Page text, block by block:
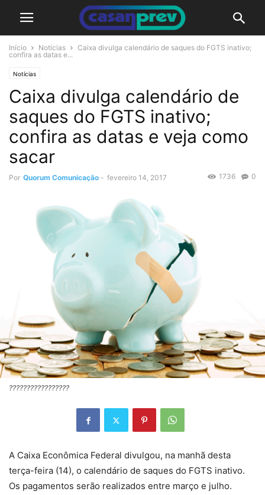
Início Notícias
Caixa divulga calendário de saques do FGTS inativo;
confira as datas e...
Notícias
Caixa divulga calendário de
saques do FGTS inativo;
confira as datas e veja como
sacar
Por Quorum Comunicação - fevereiro 14, 2017 0
1736
?????????????????
A Caixa Econômica Federal divulgou, na manhã desta
terça-feira (14), o calendário de saques do FGTS inativo.
Os pagamentos serão realizados entre março e julho.